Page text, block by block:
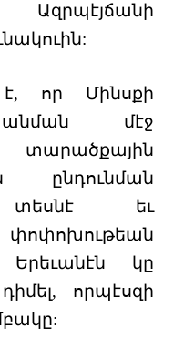
որ Մինսքի
մէջ
ընդունման
եւ
փոփոխութեան
կը
որպէսզի